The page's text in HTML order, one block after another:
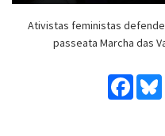
Ativistas feministas
passeata Marcha das